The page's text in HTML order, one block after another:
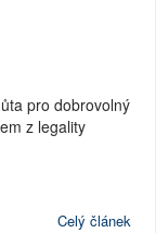
pro dobrovolný
z legality
Celý článek